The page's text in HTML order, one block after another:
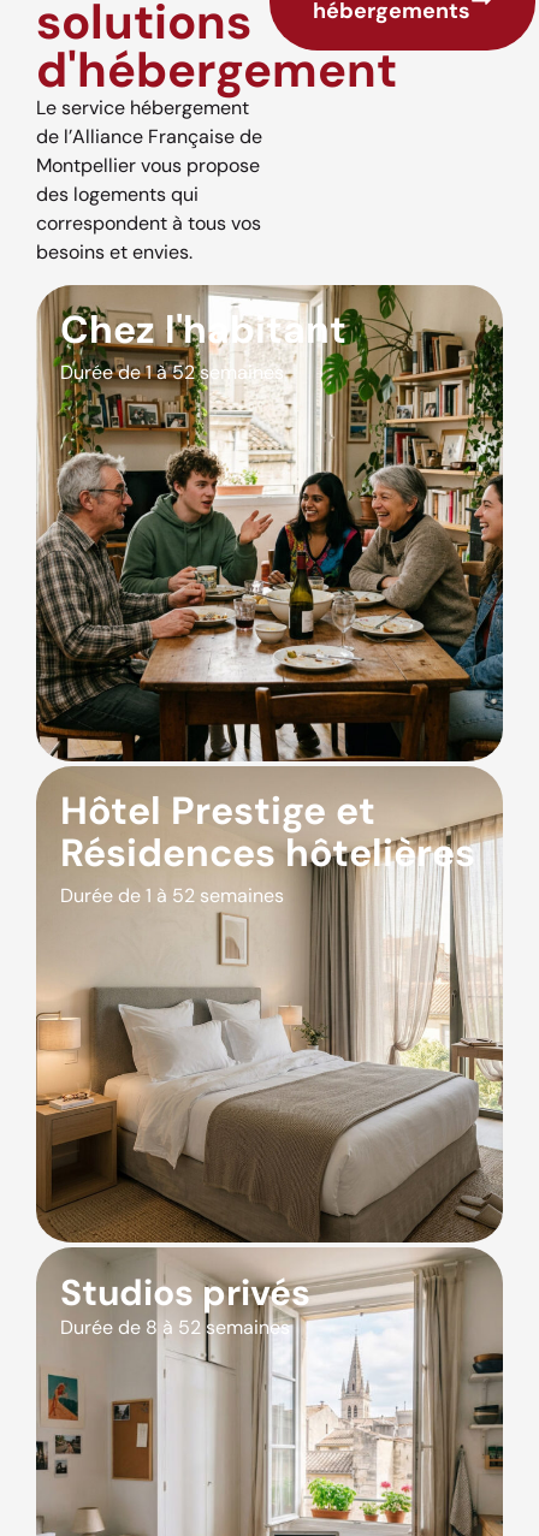
solutions
d'hébergement
Le service hébergement
de l’Alliance Française de
Montpellier vous propose
des logements qui
correspondent à tous vos
besoins et envies.
hébergements
Chez l'habitant
Durée de 1 à 52 semaines
Hôtel Prestige et
Résidences hôtelières
Durée de 1 à 52 semaines
Studios privés
Durée de 8 à 52 semaines